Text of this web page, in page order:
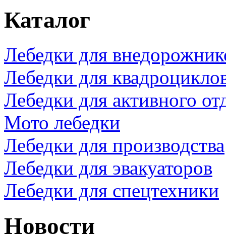
Каталог
Лебедки для
Лебедки для
Лебедки для активного
Мото лебедки
Лебедки для производства
Лебедки для эвакуаторов
Лебедки для спецтехники
Новости